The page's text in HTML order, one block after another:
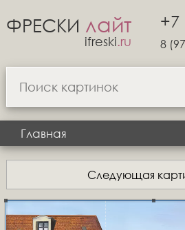
ФРЕСКИ лайт
ifreski.ru
+7
8
Главная
Следующая